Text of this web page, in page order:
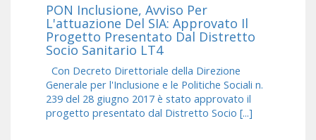
PON Inclusione, Avviso Per
L'attuazione Del SIA: Approvato Il
Progetto Presentato Dal Distretto
Socio Sanitario LT4
Con Decreto Direttoriale della Direzione
Generale per l'Inclusione e le Politiche Sociali n.
239 del 28 giugno 2017 è stato approvato il
progetto presentato dal Distretto Socio [...]